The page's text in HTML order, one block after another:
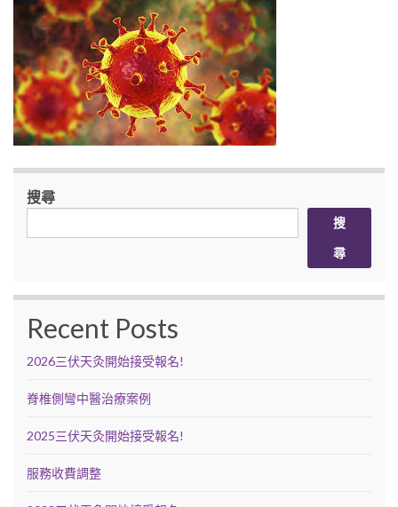
搜尋
搜
尋
Recent Posts
2026三伏天灸開始接受報名!
脊椎側彎中醫治療案例
2025三伏天灸開始接受報名!
服務收費調整